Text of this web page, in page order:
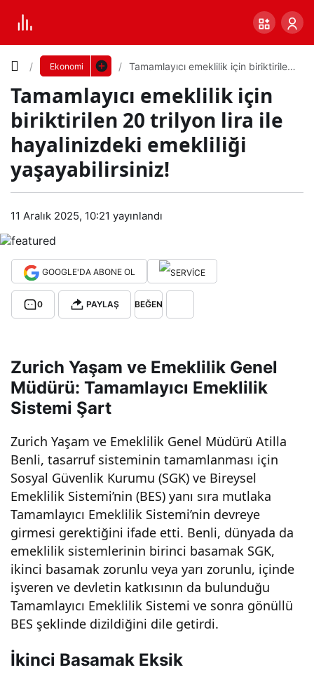
Ekonomi
Tamamlayıcı emeklilik için biriktirilen
emekliliği yaşayabilirsiniz!
Tamamlayıcı emeklilik için
biriktirilen 20 trilyon lira ile
hayalinizdeki emekliliği
yaşayabilirsiniz!
11 Aralık 2025, 10:21 yayınlandı
GOOGLE'DA ABONE OL
0 PAYLAŞ BEĞEN
Zurich Yaşam ve Emeklilik Genel
Müdürü: Tamamlayıcı Emeklilik
Sistemi Şart
Zurich Yaşam ve Emeklilik Genel Müdürü Atilla
Benli, tasarruf sisteminin tamamlanması için
Sosyal Güvenlik Kurumu (SGK) ve Bireysel
Emeklilik Sistemi’nin (BES) yanı sıra mutlaka
Tamamlayıcı Emeklilik Sistemi’nin devreye
girmesi gerektiğini ifade etti. Benli, dünyada da
emeklilik sistemlerinin birinci basamak SGK,
ikinci basamak zorunlu veya yarı zorunlu, içinde
işveren ve devletin katkısının da bulunduğu
Tamamlayıcı Emeklilik Sistemi ve sonra gönüllü
BES şeklinde dizildiğini dile getirdi.
İkinci Basamak Eksik
Tam
aml
ayıc
ı
eme
için
birik
tirile
n
20
trily
on
Yazı
Boyutunu
Ayarla
Küçük 100% Dev
Varsayılana
dön